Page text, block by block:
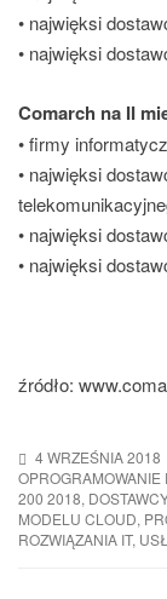
• najwięksi
• najwięksi
Comarch na II
• firmy
• najwięksi
• najwięksi
• najwięksi
źródło:
4 WRZEŚNIA 2018
OPROGRAMOWANIE
200 2018,
MODELU CLOUD,
ROZWIĄZANIA IT,